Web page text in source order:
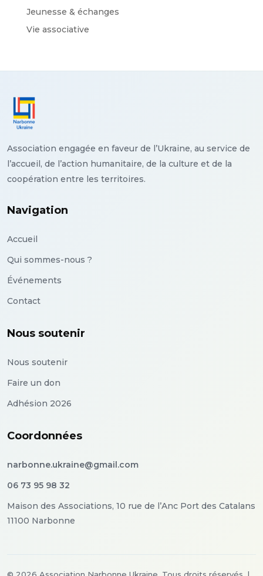
Jeunesse & échanges
Vie associative
Association engagée en faveur de l’Ukraine, au service de
l’accueil, de l’action humanitaire, de la culture et de la
coopération entre les territoires.
Navigation
Accueil
Qui sommes-nous ?
Événements
Contact
Nous soutenir
Nous soutenir
Faire un don
Adhésion 2026
Coordonnées
narbonne.ukraine@gmail.com
06 73 95 98 32
Maison des Associations, 10 rue de l’Anc Port des Catalans
11100 Narbonne